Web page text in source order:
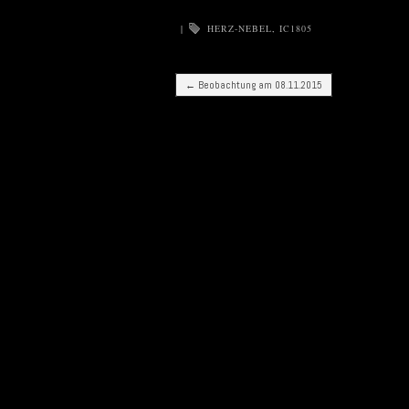
| HERZ-NEBEL, IC1805
Post navigation
← Beobachtung am 08.11.2015